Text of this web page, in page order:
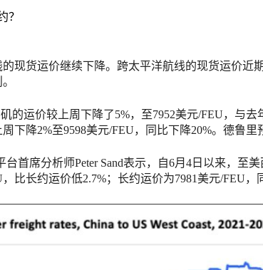
？
现货运价继续下降。跨太平洋航线的现货运价近
运价较上周下降了5%，至7952美元/FEU，与去
下降2%至9598美元/FEU，同比下降20%。德鲁里
席分析师Peter Sand表示，自6月4日以来，至
比长约运价低2.7%；长约运价为7981美元/FEU，